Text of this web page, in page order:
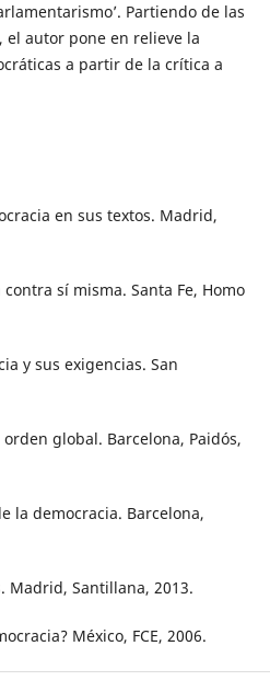
Partiendo de las
el autor pone en relieve la
a partir de la crítica a
en sus textos. Madrid,
sí misma. Santa Fe, Homo
y sus exigencias. San
global. Barcelona, Paidós,
la democracia. Barcelona,
Madrid, Santillana, 2013.
México, FCE, 2006.